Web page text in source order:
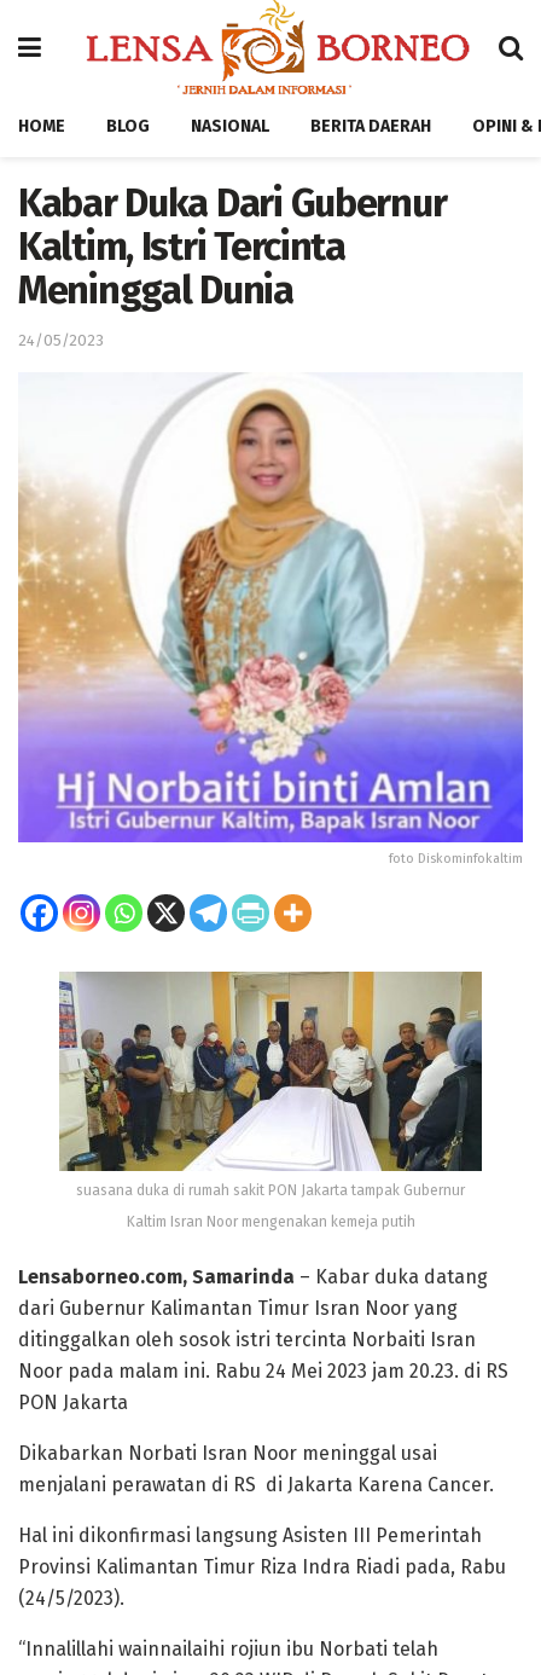
HOME BLOG NASIONAL BERITA DAERAH OPINI &
Kabar Duka Dari Gubernur
Kaltim, Istri Tercinta
Meninggal Dunia
24/05/2023
foto Diskominfokaltim
suasana duka di rumah sakit PON Jakarta tampak Gubernur
Kaltim Isran Noor mengenakan kemeja putih
Lensaborneo.com, Samarinda – Kabar duka datang
dari Gubernur Kalimantan Timur Isran Noor yang
ditinggalkan oleh sosok istri tercinta Norbaiti Isran
Noor pada malam ini. Rabu 24 Mei 2023 jam 20.23. di RS
PON Jakarta
Dikabarkan Norbati Isran Noor meninggal usai
menjalani perawatan di RS di Jakarta Karena Cancer.
Hal ini dikonfirmasi langsung Asisten III Pemerintah
Provinsi Kalimantan Timur Riza Indra Riadi pada, Rabu
(24/5/2023).
“Innalillahi wainnailaihi rojiun ibu Norbati telah